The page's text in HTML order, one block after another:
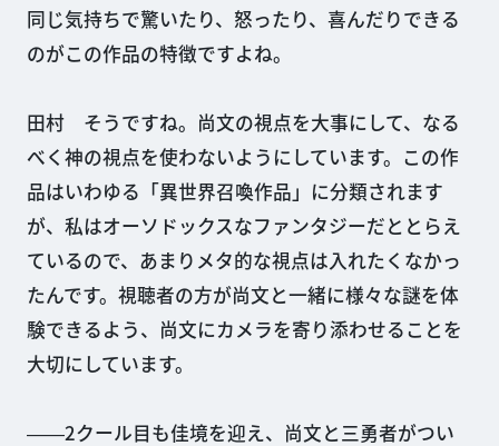
同じ気持ちで驚いたり、怒ったり、喜んだりできる
のがこの作品の特徴ですよね。
田村 そうですね。尚文の視点を大事にして、なる
べく神の視点を使わないようにしています。この作
品はいわゆる「異世界召喚作品」に分類されます
が、私はオーソドックスなファンタジーだととらえ
ているので、あまりメタ的な視点は入れたくなかっ
たんです。視聴者の方が尚文と一緒に様々な謎を体
験できるよう、尚文にカメラを寄り添わせることを
大切にしています。
――2クール目も佳境を迎え、尚文と三勇者がつい